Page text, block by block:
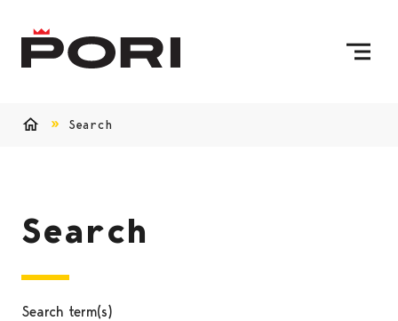
Search
Search
Search term(s)